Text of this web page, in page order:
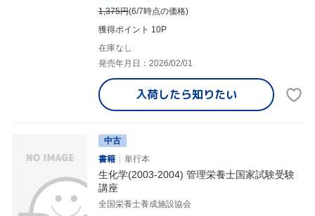
1,375円(6/7時点の価格)
獲得ポイント 10P
在庫なし
発売年月日：2026/02/01
入荷したら知りたい
中古
書籍
単行本
生化学(2003-2004) 管理栄養士国家試験受験
講座
全国栄養士養成施設協会